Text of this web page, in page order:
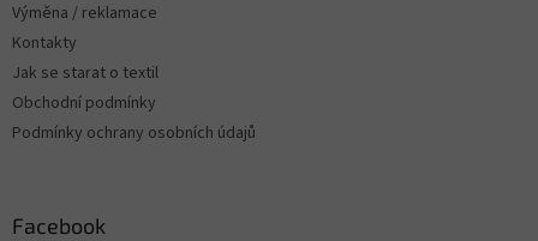
Výměna / reklamace
Kontakty
Jak se starat o textil
Obchodní podmínky
Podmínky ochrany osobních údajů
Facebook